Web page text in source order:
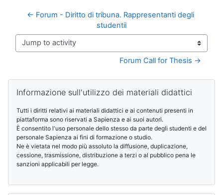
← Forum - Diritto di tribuna. Rappresentanti degli
studentii
Jump to activity
Forum Call for Thesis →
Blocks
Informazione sull'utilizzo dei materiali didattici
Tutti i diritti relativi ai materiali didattici e ai contenuti presenti in
piattaforma sono riservati a Sapienza e ai suoi autori.
È consentito l'uso personale dello stesso da parte degli studenti e del
personale Sapienza ai fini di formazione o studio.
Ne è vietata nel modo più assoluto la diffusione, duplicazione,
cessione, trasmissione, distribuzione a terzi o al pubblico pena le
sanzioni applicabili per legge.